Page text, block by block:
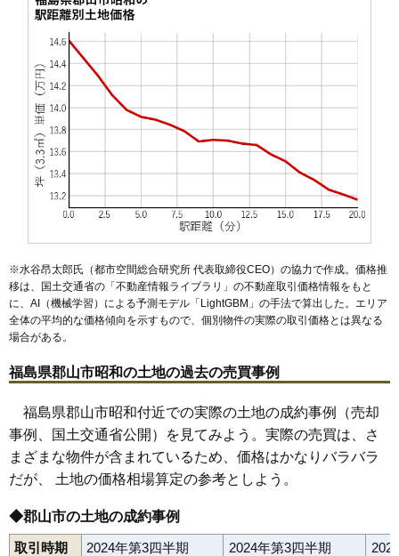
50 緑町
52 安積町荒井
53 静町
54 22万円
55 安積北井 22万円 2,140万円
56 富久山町八山田 22万円 1,914万円
22万円
横塚 21万円 1,466万円 20.2%
61 安積町南長久保 21万円 1,412万円 22.4%
62
64 大槻町 19万円 1,422万円 12.7%
65 うねめ町 19万円 1,588万円 21.1%
66 若葉町 19万円 811万円 19.6%
67 石渕町 19万円 1,127万円 19.0%
68 中ノ目 18万円 1,169万円
69 安積町長久保 17万円
70 喜久田町 16万円 1,287万円 9.7%
※水谷昂太郎氏（都市空間総合研究所 代表取締役CEO）の協力で作成。価格推
移は、国土交通省の「不動産情報ライブラリ 」の不動産取引価格情報をもと
に、AI（機械学習）による予測モデル「LightGBM」の手法で算出した。エリア
全体の平均的な価格傾向を示すもので、個別物件の実際の取引価格とは異なる
場合がある。
福島県郡山市昭和の土地の過去の売買事例
福島県郡山市昭和付近での実際の土地の成約事例（売却
事例、国土交通省公開）を見てみよう。実際の売買は、さ
まざまな物件が含まれているため、価格はかなりバラバラ
だが、 土地の価格相場算定の参考としよう。
◆郡山市の土地の成約事例
取引時期 2024年第3四半期 2024年第3四半期